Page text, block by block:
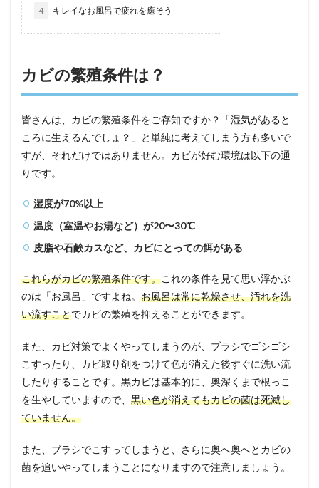
4 キレイなお風呂で疲れを癒そう
カビの繁殖条件は？
皆さんは、カビの繁殖条件をご存知ですか？「湿気があると
ころに生えるんでしょ？」と単純に考えてしまう方も多いで
すが、それだけではありません。カビが好む環境は以下の通
りです。
湿度が70%以上
温度（室温やお湯など）が20〜30℃
皮脂や石鹸カスなど、カビにとっての餌がある
これらがカビの繁殖条件です。これの条件を見て思い浮かぶ
のは「お風呂」ですよね。 お風呂は常に乾燥させ、汚れを洗
い流すことでカビの繁殖を抑えることができます。
また、カビ対策でよくやってしまうのが、ブラシでゴシゴシ
こすったり、カビ取り剤をつけて色が消えた後すぐに洗い流
したりすることです。黒カビは基本的に、奥深くまで根っこ
を生やしていますので、 黒い色が消えてもカビの菌は死滅し
ていません。
また、ブラシでこすってしまうと、さらに奥へ奥へとカビの
菌を追いやってしまうことになりますので注意しましょう。